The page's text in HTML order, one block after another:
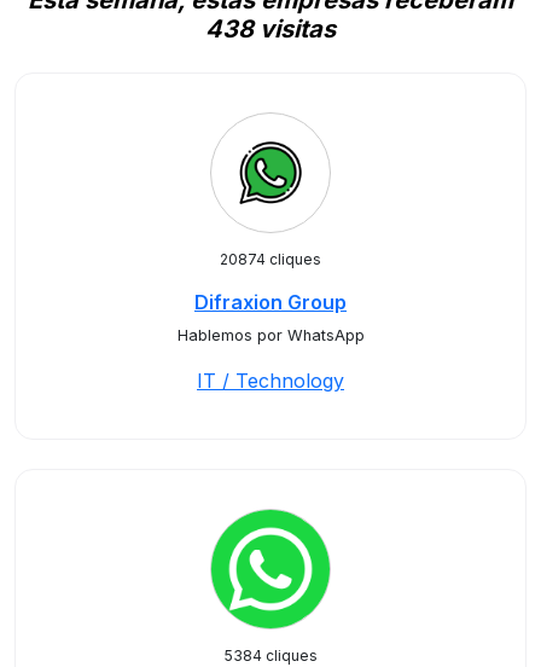
438 visitas
20874 cliques
Difraxion Group
Hablemos por WhatsApp
IT / Technology
5384 cliques